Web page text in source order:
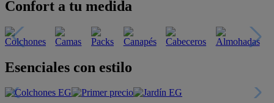
Confort a tu medida
Esenciales con estilo